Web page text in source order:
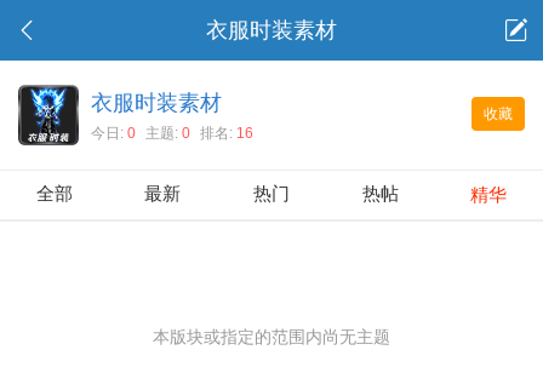
衣服时装素材
收藏
衣服时装素材
今日: 0 主题: 0 排名: 16
全部 最新 热门 热帖 精华
本版块或指定的范围内尚无主题